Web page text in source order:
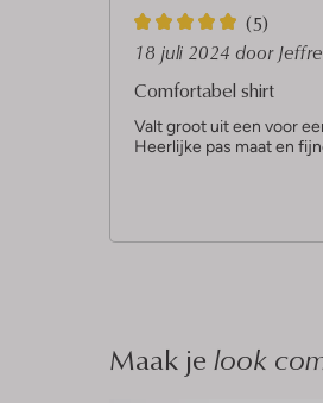
5
S
t
e
r
n
(5)
18 juli 2024 door
Comfortabel shirt
Valt groot uit een voor
Heerlijke pas maat en
Maak je look